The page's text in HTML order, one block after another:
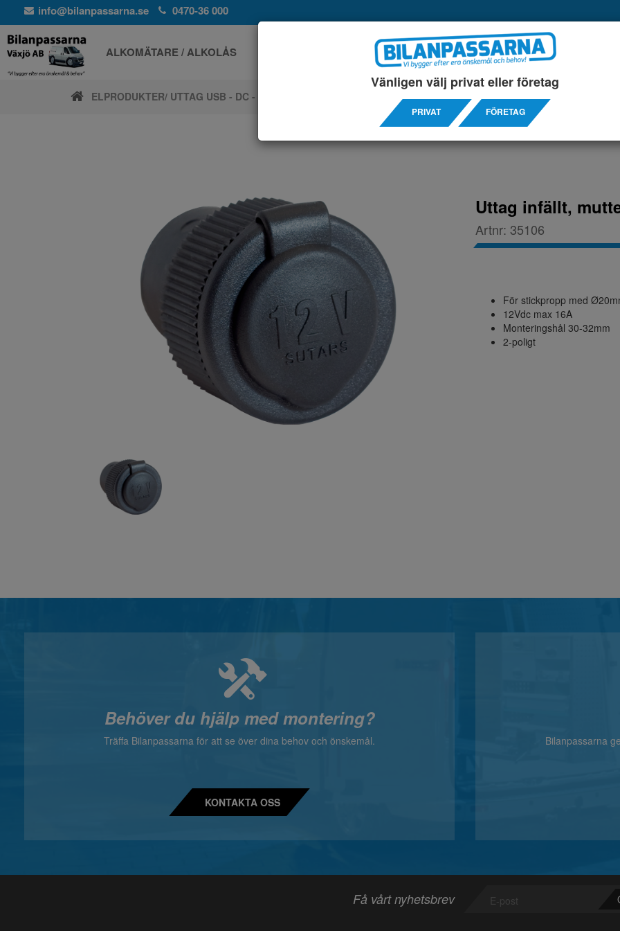
info@bilanpassarna.se 0470-36 000
ALKOMÄTARE / ALKOLÅS SERVICEINREDNINGAR TILLBEHÖRS
ELPRODUKTER/ UTTAG USB - DC - CIGG
Uttag infällt,
Artnr: 35106
För stickpropp med
12Vdc max 16A
Monteringshål 30-32mm
2-poligt
Behöver du hjälp med montering?
Träffa Bilanpassarna för att se över dina behov och önskemål.
KONTAKTA OSS
Bilanpassarna
Få vårt nyhetsbrev
Vänligen välj privat eller företag
PRIVAT FÖRETAG